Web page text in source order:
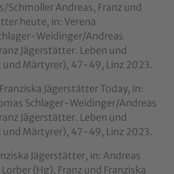
Schmoller Andreas, Franz und
heute, in: Verena
Weidinger/Andreas
Jägerstätter. Leben und
und Märtyrer), 47-49, Linz 2023.
Jägerstätter Today, in:
Schlager-Weidinger/Andreas
Jägerstätter. Leben und
und Märtyrer), 47-49, Linz 2023.
Jägerstätter, in: Andreas
(Hg), Franz und Franziska